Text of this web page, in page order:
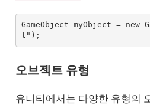
GameObject myObject = new
t");
오브젝트 유형
유니티에서는 다양한 유형의